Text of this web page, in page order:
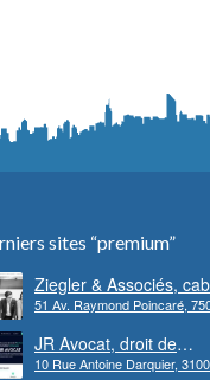
sites “premium”
Ziegler & Associés,
d’avocats en droit
cryptomonnaie et
financières
51 Av. Raymond Poincaré,
JR Avocat, droit de
l’environnement et de
10 Rue Antoine Darquier,